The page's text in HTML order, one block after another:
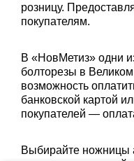
розницу.
покупателям.
В «НовМетиз» одни
болторезы в
возможность
банковской картой
покупателей —
Выбирайте ножницы